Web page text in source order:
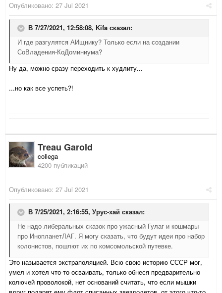
Опубликовано: 27 Jul 2021
В 7/27/2021, 12:58:08, Kifa сказал:
И где разгулятся АИщнику? Только если на создании
СоВладения-КоДоминиума?
Ну да, можно сразу переходить к худлиту...
...но как все успеть?!
Treau Garold
collega
4200 публикаций
Опубликовано: 27 Jul 2021
В 7/25/2021, 2:16:55, Урус-хай сказал:
Не надо либеральных сказок про ужасный Гулаг и кошмары
про ИнопланетЛАГ. Я могу сказать, что будут идеи про набор
колонистов, пошлют их по комсомольской путевке.
Это называется экстраполяцией. Всю свою историю СССР мог,
умел и хотел что-то осваивать, только обнеся предварительно
колючей проволокой, нет оснований считать, что если мышки